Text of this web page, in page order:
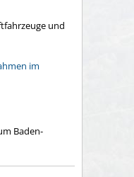
und
im
Baden-